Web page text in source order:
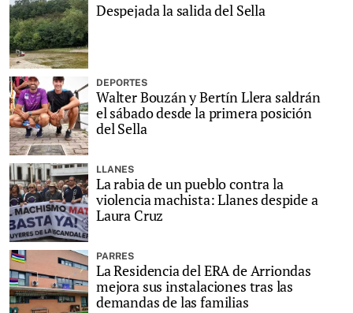
Despejada la salida del Sella
DEPORTES
Walter Bouzán y Bertín Llera saldrán
el sábado desde la primera posición
del Sella
LLANES
La rabia de un pueblo contra la
violencia machista: Llanes despide a
Laura Cruz
PARRES
La Residencia del ERA de Arriondas
mejora sus instalaciones tras las
demandas de las familias